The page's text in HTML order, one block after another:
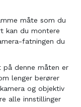
måte som du
kan du montere
fatningen du
på denne måten er
lenger berører
og objektiv
alle innstillinger